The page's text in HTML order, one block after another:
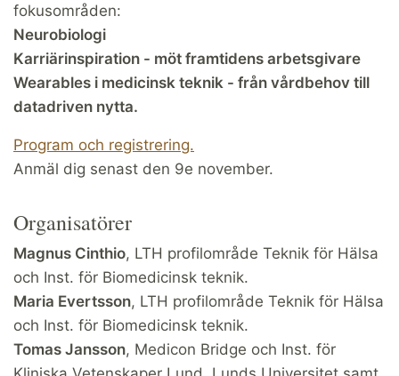
fokusområden:
Neurobiologi
Karriärinspiration - möt framtidens arbetsgivare
Wearables i medicinsk teknik - från vårdbehov till
datadriven nytta.
Program och registrering.
Anmäl dig senast den 9e november.
Organisatörer
Magnus Cinthio, LTH profilområde Teknik för Hälsa
och Inst. för Biomedicinsk teknik.
Maria Evertsson, LTH profilområde Teknik för Hälsa
och Inst. för Biomedicinsk teknik.
Tomas Jansson, Medicon Bridge och Inst. för